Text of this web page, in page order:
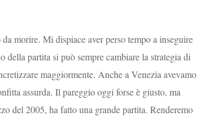
morire. Mi dispiace aver perso tempo a inseguire
della partita si può sempre cambiare la strategia di
maggiormente. Anche a Venezia avevamo
assurda. Il pareggio oggi forse è giusto, ma
del 2005, ha fatto una grande partita. Renderemo